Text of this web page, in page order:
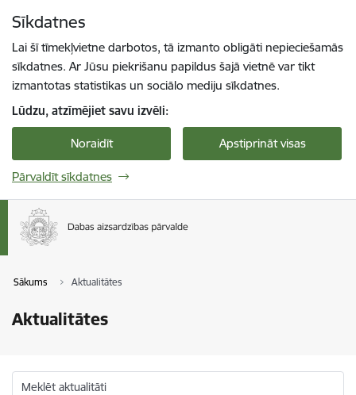
Sīkdatnes
Lai šī tīmekļvietne darbotos, tā izmanto obligāti nepieciešamās
sīkdatnes. Ar Jūsu piekrišanu papildus šajā vietnē var tikt
izmantotas statistikas un sociālo mediju sīkdatnes.
Lūdzu, atzīmējiet savu izvēli:
Noraidīt Apstiprināt visas
Pārvaldīt sīkdatnes
Sākums Aktualitātes
Aktualitātes
Meklēt aktualitāti